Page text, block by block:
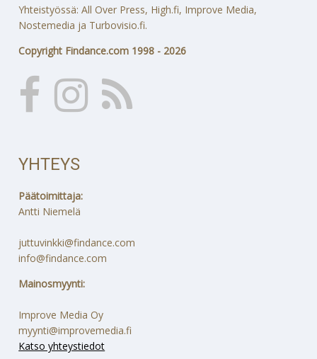
Yhteistyössä: All Over Press, High.fi, Improve Media,
Nostemedia ja Turbovisio.fi.
Copyright Findance.com 1998 - 2026
YHTEYS
Päätoimittaja:
Antti Niemelä
juttuvinkki@findance.com
info@findance.com
Mainosmyynti:
Improve Media Oy
myynti@improvemedia.fi
Katso yhteystiedot